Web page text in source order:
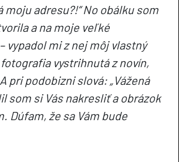
moju adresu?!“ No obálku som
a na moje veľké
vypadol mi z nej môj vlastný
vystrihnutá z novín,
pri podobizni slová: „Vážená
som si Vás nakresliť a obrázok
Dúfam, že sa Vám bude